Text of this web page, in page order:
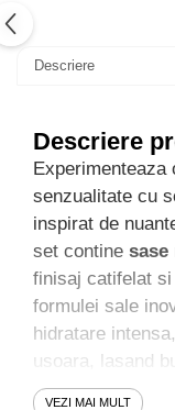
Descriere
Descriere
Experimenteaza
senzualitate cu
inspirat de
set contine sase
finisaj catifelat
formulei sale
hidratare
usoara, lasand
intreaga zi.
VEZI MAI MULT